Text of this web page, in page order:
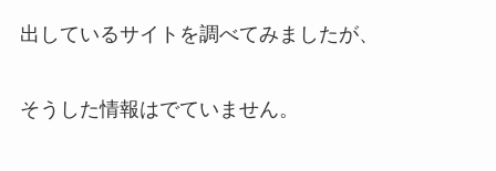
出しているサイトを調べてみましたが、
そうした情報はでていません。